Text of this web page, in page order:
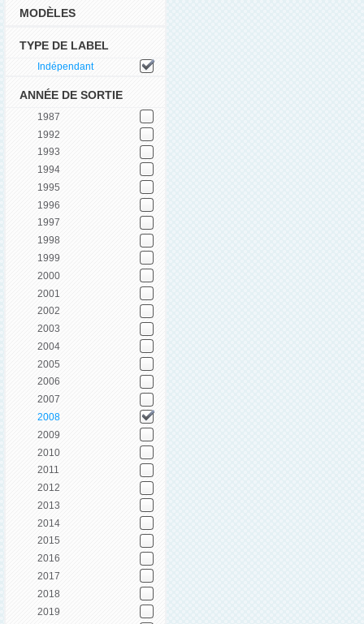
MODÈLES
TYPE DE LABEL
Indépendant
ANNÉE DE SORTIE
1987
1992
1993
1994
1995
1996
1997
1998
1999
2000
2001
2002
2003
2004
2005
2006
2007
2008
2009
2010
2011
2012
2013
2014
2015
2016
2017
2018
2019